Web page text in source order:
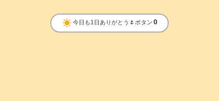
clear_day 今日も1日ありがとう🌷ボタン 0